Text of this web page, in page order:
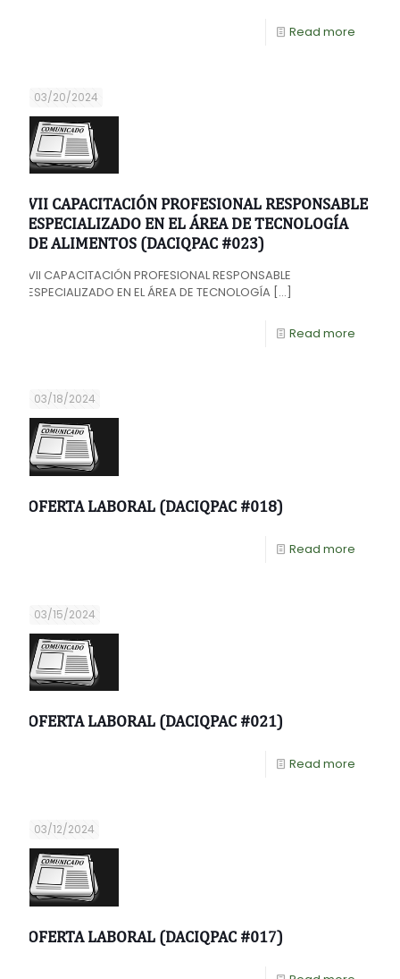
Read more
03/20/2024
VII CAPACITACIÓN PROFESIONAL RESPONSABLE
ESPECIALIZADO EN EL ÁREA DE TECNOLOGÍA
DE ALIMENTOS (DACIQPAC #023)
VII CAPACITACIÓN PROFESIONAL RESPONSABLE
ESPECIALIZADO EN EL ÁREA DE TECNOLOGÍA […]
Read more
03/18/2024
OFERTA LABORAL (DACIQPAC #018)
Read more
03/15/2024
OFERTA LABORAL (DACIQPAC #021)
Read more
03/12/2024
OFERTA LABORAL (DACIQPAC #017)